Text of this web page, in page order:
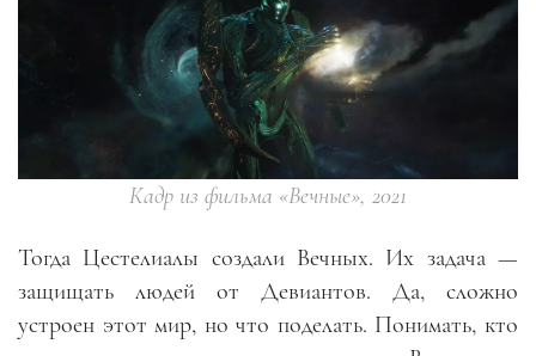
Кадр из фильма «Вечные», 2021
Тогда Цестелиалы создали Вечных. Их задача —
защищать людей от Девиантов. Да, сложно
устроен этот мир, но что поделать. Понимать, кто